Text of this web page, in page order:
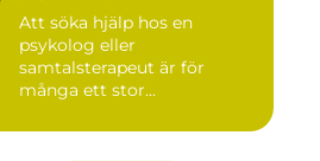
Att söka hjälp hos en
psykolog eller
samtalsterapeut är för
många ett stor...